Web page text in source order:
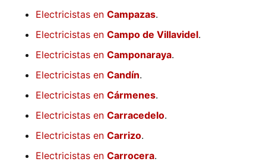
Electricistas en Campazas.
Electricistas en Campo de Villavidel.
Electricistas en Camponaraya.
Electricistas en Candín.
Electricistas en Cármenes.
Electricistas en Carracedelo.
Electricistas en Carrizo.
Electricistas en Carrocera.